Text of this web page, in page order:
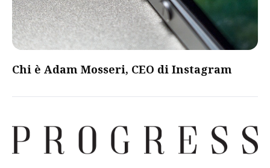
Chi è Adam Mosseri, CEO di Instagram